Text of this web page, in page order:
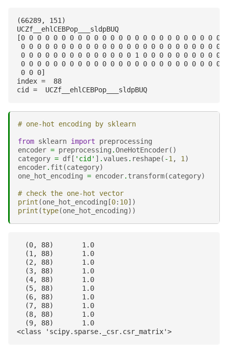
(66289, 151)
UCZf__ehlCEBPop___sldpBUQ
[0 0 0 0 0 0 0 0 0 0 0 0 0 0 0 0 0 0 0 0 0 0 0 0 0
0 0 0 0 0 0 0 0 0 0 0 0 0 0 0 0 0 0 0 0 0 0 0 0 0
0 0 0 0 0 0 0 0 0 0 0 0 0 0 1 0 0 0 0 0 0 0 0 0 0
0 0 0 0 0 0 0 0 0 0 0 0 0 0 0 0 0 0 0 0 0 0 0 0 0
0 0 0]
index =  88
# one-hot encoding by sklearn
from sklearn import
preprocessing
encoder = preprocessing .OneHotEncoder()
category = df [ 'cid' ] .values . reshape( -1 , 1 )
encoder. fit (category)
one_hot_encoding = encoder. transform(category)
# check the one-hot vector
print (one_hot_encoding [0: 10])
print (type(one_hot_encoding))
  (0, 88)	1.0
  (1, 88)	1.0
  (2, 88)	1.0
  (3, 88)	1.0
  (4, 88)	1.0
  (5, 88)	1.0
  (6, 88)	1.0
  (7, 88)	1.0
  (8, 88)	1.0
  (9, 88)	1.0